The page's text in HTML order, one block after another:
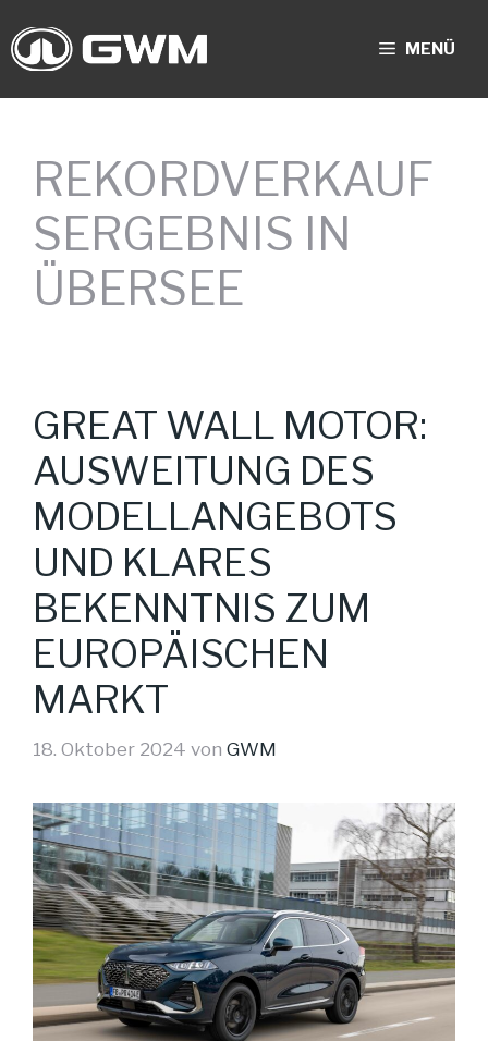
Inhalt
springen
MENÜ
REKORDVERKAUF
SERGEBNIS IN
ÜBERSEE
GREAT WALL MOTOR:
AUSWEITUNG DES
MODELLANGEBOTS
UND KLARES
BEKENNTNIS ZUM
EUROPÄISCHEN
MARKT
18. Oktober 2024 von GWM